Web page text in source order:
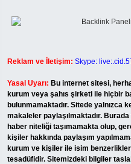
Reklam ve İletişim: Skype:
Yasal Uyarı: Bu internet sitesi,
kurum veya şahıs şirketi ile hiçbir
bulunmamaktadır. Sitede yalnızca
makaleler paylaşılmaktadır.
haber niteliği taşımamakta olup,
kişiler hakkında paylaşım
kurum ve kişiler ile isim
tesadüfidir. Sitemizdeki bilgiler